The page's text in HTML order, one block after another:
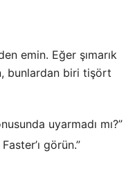
emin. Eğer şımarık
bunlardan biri tişört
uyarmadı mı?”
görün.”